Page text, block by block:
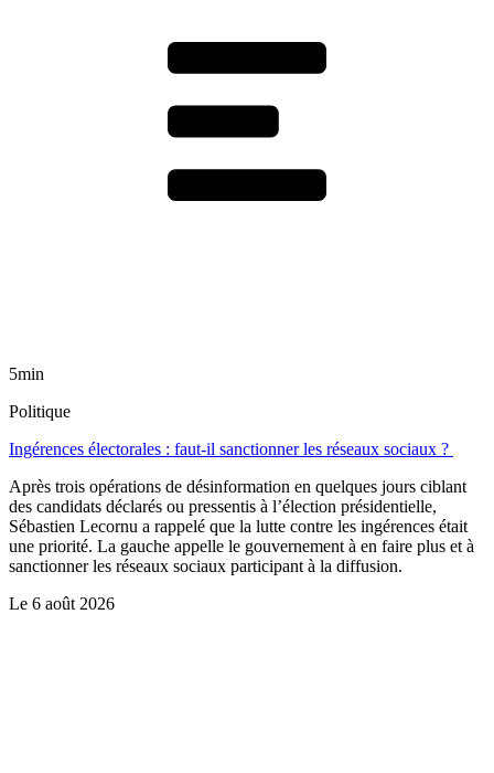
5min
Politique
Ingérences électorales : faut-il sanctionner les réseaux sociaux ?
Après trois opérations de désinformation en quelques jours ciblant
des candidats déclarés ou pressentis à l’élection présidentielle,
Sébastien Lecornu a rappelé que la lutte contre les ingérences était
une priorité. La gauche appelle le gouvernement à en faire plus et à
sanctionner les réseaux sociaux participant à la diffusion.
Le 6 août 2026